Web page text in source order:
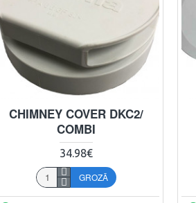
CHIMNEY COVER DKC2/
COMBI
34.98€
GROZĀ